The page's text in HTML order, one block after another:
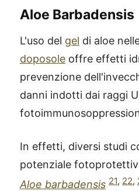
Aloe Barbadensis
L'uso del gel di aloe
doposole offre effetti
prevenzione
danni indotti dai raggi
In effetti, diversi studi
potenziale
Aloe barbadensis 21, 22,